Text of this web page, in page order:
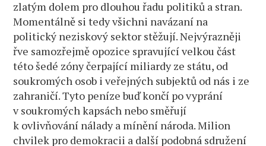
zlatým dolem pro dlouhou řadu politiků a stran.
Momentálně si tedy všichni navázaní na
politický neziskový sektor stěžují. Nejvýrazněji
řve samozřejmě opozice spravující velkou část
této šedé zóny čerpající miliardy ze státu, od
soukromých osob i veřejných subjektů od nás i ze
zahraničí. Tyto peníze buď končí po vyprání
v soukromých kapsách nebo směřují
k ovlivňování nálady a mínění národa. Milion
chvilek pro demokracii a další podobná sdružení